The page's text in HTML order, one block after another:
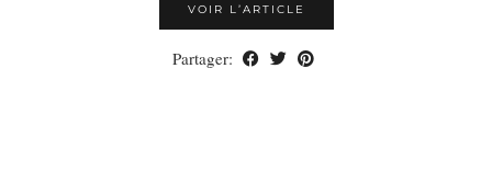
VOIR L’ARTICLE
Partager: